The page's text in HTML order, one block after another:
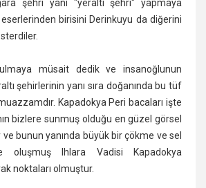
şehri yani "yeraltı şehri" yapmaya
birisini Derinkuyu da diğerini
müsait dedik ve insanoğlunun
şehirlerinin yanı sıra doğanında bu tüf
Kapadokya Peri bacaları işte
bizlere sunmuş olduğu en güzel görsel
bunun yanında büyük bir çökme ve sel
oluşmuş Ihlara Vadisi Kapadokya
noktaları olmuştur.